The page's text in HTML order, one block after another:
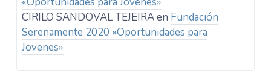
CIRILO SANDOVAL TEJEIRAen Fundación
Serenamente 2020 «Oportunidades para
Jovenes»